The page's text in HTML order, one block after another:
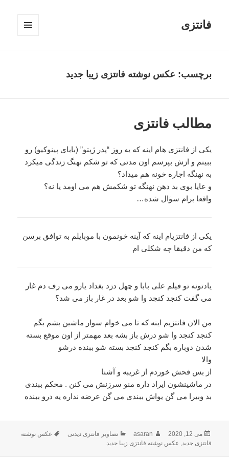
فانتزی
برچسب: عکس نوشته فانتزی زیبا جدید
مطالب فانتزی
یکی از فانتزی هام اینه که یه روز “پدر ژپتو‏”‏ (بابای پینوکیو‏)‏ رو
ببینم و ازش بپرسم اون مدتی که تو شکم نهنگ زندگی میکرد
به نهنگه اجاره خونه هم میداد؟‏
و عایا بوی بد دهن نهنگه تو شکمش هم می اومد یا نه؟‏‏
واقعا برام سؤال شده…
یکی از فانتزیام اینه که آینه خونمون با موبایلم به توافق برسن
که من دقیقا چه شکلی ام
یادتونه تو فیلم علی بابا و چهل دزد بغداد یارو می رف دم غار
می گفت کنجد کنجد وا شو بعد در غار باز می شد؟
من الان فانتزیم اینه که تا می خوام سوار ماشین بشم بگم
کنجد کنجد وا شو درش باز بشه بعد مهمتر از اون موقع بسته
شدن دوباره بگم کنجد کنجد بسته شو ببنده درشو
والا
از بس فحش خوردم از غریبه و آشنا
در ماشینشون ایراد داره منو سرزنش می کنن . محکم ببندی
بد وبیرا می گن یواش ببندی می گن عرضه نداره یه درو ببنده
ارسال
شده
می 12, 2020 نویسنده
asaran دسته‌ها
تصاویر فانتزی دیدنی برچسب‌ها
عکس نوشته
فانتزی جدید, عکس نوشته فانتزی زیبا جدید